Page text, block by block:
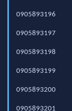
0905893196
0905893197
0905893198
0905893199
0905893200
0905893201